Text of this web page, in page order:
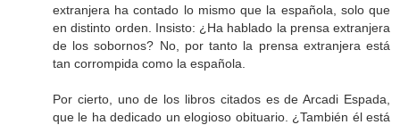
extranjera ha contado lo mismo que la española, solo que
en distinto orden. Insisto: ¿Ha hablado la prensa extranjera
de los sobornos? No, por tanto la prensa extranjera está
tan corrompida como la española.
Por cierto, uno de los libros citados es de Arcadi Espada,
que le ha dedicado un elogioso obituario. ¿También él está